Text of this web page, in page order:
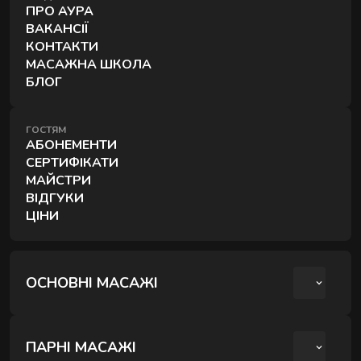
Записатися на релакс вечір у Києві можна онлайн
- студія АУРА працює на Печерську та у
Шевченківському районі. Якщо хочете
подарувати цей формат близькій людині -
оформіть подарунковий сертифікат на вечірній
ПРО АУРА
ВАКАНСІЇ
КОНТАКТИ
МАСАЖНА ШКОЛА
БЛОГ
ГОСТЯМ
АБОНЕМЕНТИ
СЕРТИФІКАТИ
МАЙСТРИ
ВІДГУКИ
ЦІНИ
ОСНОВНІ МАСАЖІ
СПОРТИВНИЙ МАСАЖ
ПАРНІ МАСАЖІ